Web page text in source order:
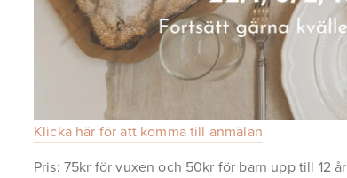
Klicka här för att komma till anmälan
Pris: 75kr för vuxen och 50kr för barn upp till 12 år